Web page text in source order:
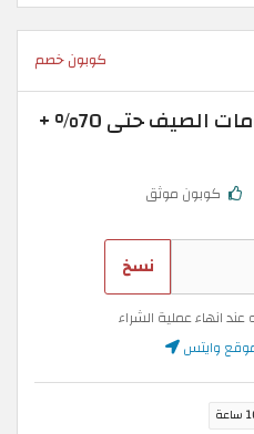
كوبون خصم
كود خصم Whites: خصومات الصيف حتى 70% +
كوبون موثق
نسخ
انهاء عملية الشراء
موقع وايتس